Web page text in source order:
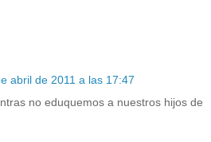
abril de 2011 a las 17:47
no eduquemos a nuestros hijos de